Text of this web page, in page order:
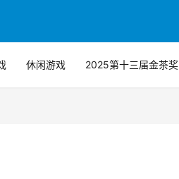
休闲游戏 2025第十三届金茶奖